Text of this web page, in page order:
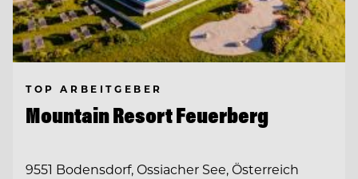
TOP ARBEITGEBER
Mountain Resort Feuerberg
9551 Bodensdorf, Ossiacher See, Österreich